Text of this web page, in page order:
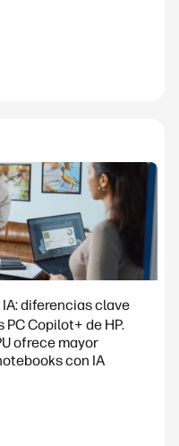
diferencias clave
Copilot+ de HP.
ofrece mayor
con IA